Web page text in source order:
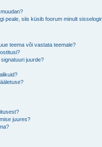
peale, siis küsib foorum minult
teema või vastata teemale?
juurde?
juures?